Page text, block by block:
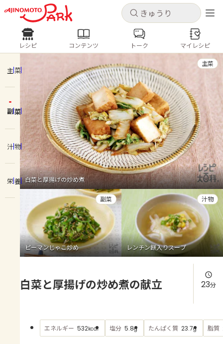
キャンセル
ログインするとレシピを保存できます
ログイン 新規登録
ホーム
コンテンツ
レシピ
トーク
よくあるお問い合わせ
お買い物
AJINOMOTO PARK とは
キャンセル
レシピ コンテンツ
人気の食材・レシピ
きゅうり なす トマト
とうもろこし
ピーマン
みょうが ゴーヤ
レシピ コンテンツ トーク マイレシピ
主菜
副菜
汁物
栄養 白菜と厚揚げの炒め煮
主菜
ピーマンじゃこ炒め
副菜
レンチン餅入りスープ
汁物
白菜と厚揚げの炒め煮の献立 23分
エネルギー 532kcal 塩分 5.8g たんぱく質 23.7g 脂質